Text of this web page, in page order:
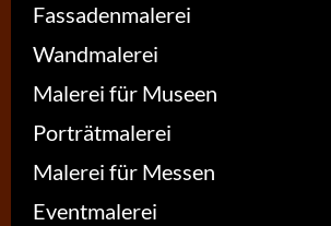
Fassadenmalerei
Wandmalerei
Malerei für Museen
Porträtmalerei
Malerei für Messen
Eventmalerei